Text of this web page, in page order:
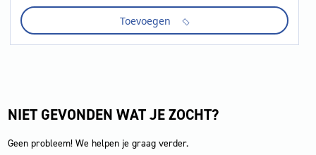
per
verpakt
28
Toevoegen
NIET GEVONDEN WAT JE ZOCHT?
Geen probleem! We helpen je graag verder.